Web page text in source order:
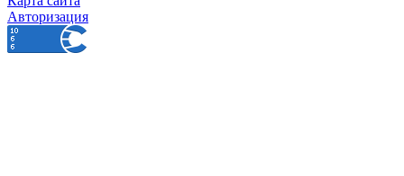
Авторизация